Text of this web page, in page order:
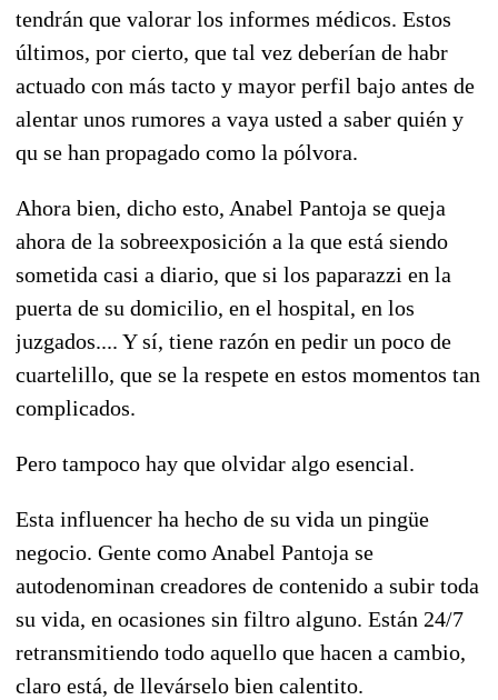
tendrán que valorar los informes médicos. Estos
últimos, por cierto, que tal vez deberían de habr
actuado con más tacto y mayor perfil bajo antes de
alentar unos rumores a vaya usted a saber quién y
qu se han propagado como la pólvora.
Ahora bien, dicho esto, Anabel Pantoja se queja
ahora de la sobreexposición a la que está siendo
sometida casi a diario, que si los paparazzi en la
puerta de su domicilio, en el hospital, en los
juzgados.... Y sí, tiene razón en pedir un poco de
cuartelillo, que se la respete en estos momentos tan
complicados.
Pero tampoco hay que olvidar algo esencial.
Esta influencer ha hecho de su vida un pingüe
negocio. Gente como Anabel Pantoja se
autodenominan creadores de contenido a subir toda
su vida, en ocasiones sin filtro alguno. Están 24/7
retransmitiendo todo aquello que hacen a cambio,
claro está, de llevárselo bien calentito.